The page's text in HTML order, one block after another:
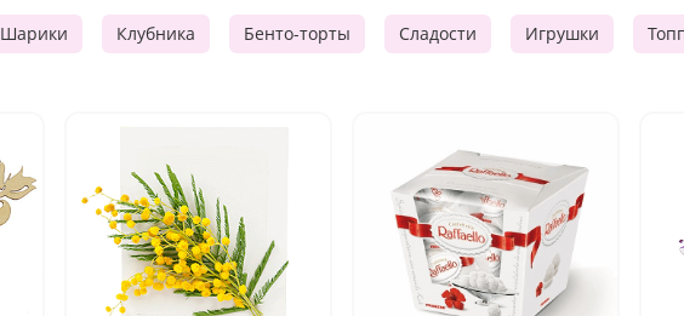
Шарики Клубника Бенто-торты Сладости Игрушки